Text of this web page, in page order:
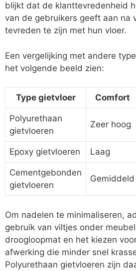
blijkt dat de klanttevredenheid
van de gebruikers geeft aan na
tevreden te zijn met hun vloer.
Een vergelijking met andere
het volgende beeld zien:
Type gietvloer Comfort
Polyurethaan
gietvloeren
Zeer hoog
Epoxy gietvloeren Laag
Cementgebonden
gietvloeren
Gemiddeld
Om nadelen te minimaliseren,
gebruik van viltjes onder
droogloopmat en het kiezen
afwerking die minder snel
Polyurethaan gietvloeren zijn